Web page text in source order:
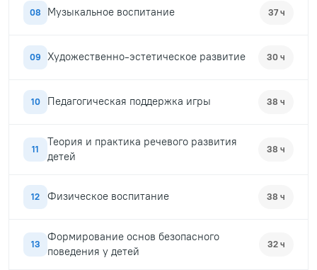
08 Музыкальное воспитание 37 ч
09 Художественно-эстетическое развитие 30 ч
10 Педагогическая поддержка игры 38 ч
11
Теория и практика речевого развития
детей
38 ч
12 Физическое воспитание 38 ч
13
Формирование основ безопасного
поведения у детей
32 ч